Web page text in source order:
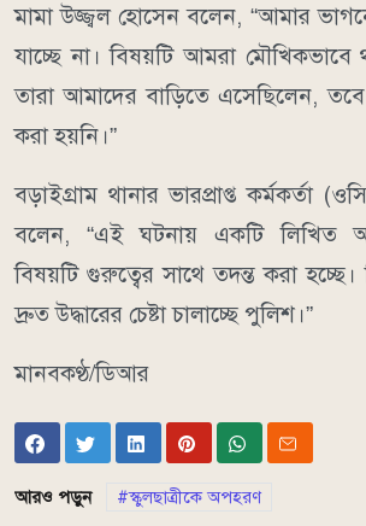
মামা উজ্জ্বল হোসেন বলেন, “আমার
যাচ্ছে না। বিষয়টি আমরা মৌখিকভাবে
তারা আমাদের বাড়িতে এসেছিলেন,
করা হয়নি।”
বড়াইগ্রাম থানার ভারপ্রাপ্ত কর্মকর্তা
বলেন, “এই ঘটনায় একটি লিখিত
বিষয়টি গুরুত্বের সাথে তদন্ত করা হচ্ছে।
দ্রুত উদ্ধারের চেষ্টা চালাচ্ছে পুলিশ।”
মানবকণ্ঠ/ডিআর
আরও পড়ুন স্কুলছাত্রীকে অপহরণ